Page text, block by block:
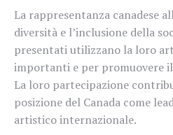
La rappresentanza canadese
diversità e l’inclusione della
presentati utilizzano la loro
importanti e per promuovere
La loro partecipazione
posizione del Canada come
artistico internazionale.